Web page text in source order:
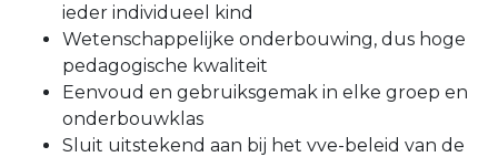
ieder individueel kind
Wetenschappelijke onderbouwing, dus hoge
pedagogische kwaliteit
Eenvoud en gebruiksgemak in elke groep en
onderbouwklas
Sluit uitstekend aan bij het vve-beleid van de